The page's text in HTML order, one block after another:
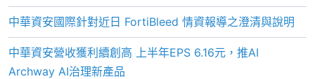
中華資安國際針對近日 FortiBleed 情資報導之澄清與說明
中華資安營收獲利續創高 上半年EPS 6.16元，推AI
Archway AI治理新產品